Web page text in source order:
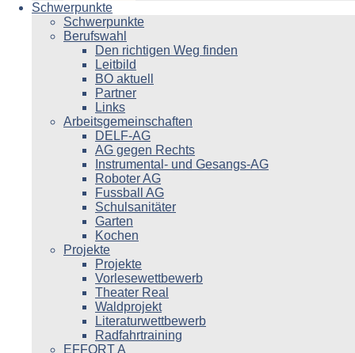
Schwerpunkte
Schwerpunkte
Berufswahl
Den richtigen Weg finden
Leitbild
BO aktuell
Partner
Links
Arbeitsgemeinschaften
DELF-AG
AG gegen Rechts
Instrumental- und Gesangs-AG
Roboter AG
Fussball AG
Schulsanitäter
Garten
Kochen
Projekte
Projekte
Vorlesewettbewerb
Theater Real
Waldprojekt
Literaturwettbewerb
Radfahrtraining
EFFORT A